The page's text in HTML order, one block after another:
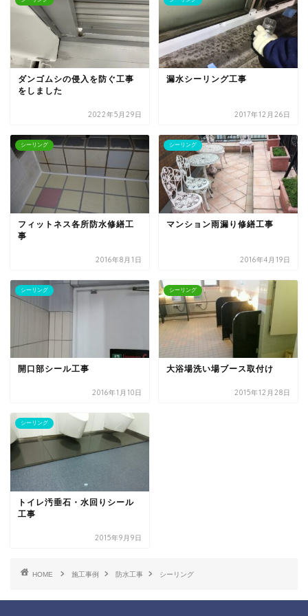
ダンゴムシの侵入を防ぐ工事
をしました
2022年5月29日
漏水シーリング工事
2017年12月26日
シーリング
フィットネス各所防水修繕工
事
2016年8月1日
シーリング
マンション雨漏り修繕工事
2016年4月19日
シーリング
開口部シール工事
2016年1月10日
シーリング
大浴場洗い場ブース取付け
2015年12月28日
シーリング
トイレ汚垂石・水回りシール
工事
2015年9月9日
HOME 施工事例 防水工事 シーリング